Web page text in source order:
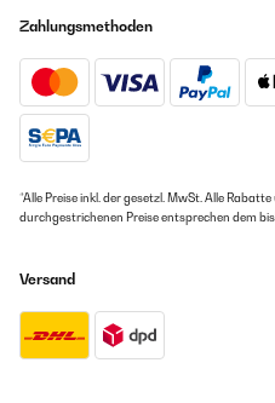
Zahlungsmethoden
*Alle Preise inkl. der gesetzl. MwSt. Alle
durchgestrichenen Preise entsprechen dem
Versand